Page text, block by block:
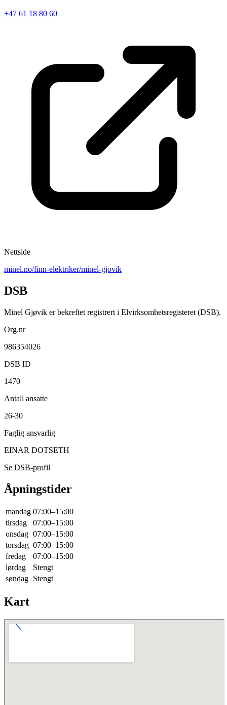
+47 61 18 80 60
Nettside
minel.no/finn-elektriker/minel-gjovik
DSB
Minel Gjøvik er bekreftet registrert i Elvirksomhetsregisteret (DSB).
Org.nr
986354026
DSB ID
1470
Antall ansatte
26-30
Faglig ansvarlig
EINAR DOTSETH
Se DSB-profil
Åpningstider
mandag 07:00–15:00
tirsdag
07:00–15:00
onsdag 07:00–15:00
torsdag 07:00–15:00
fredag
07:00–15:00
lørdag
Stengt
søndag Stengt
Kart